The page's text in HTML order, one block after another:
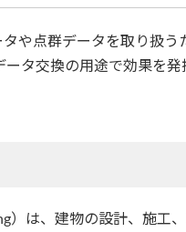
や点群データを取り扱
タ交換の用途で効果を
）は、建物の設計、施工